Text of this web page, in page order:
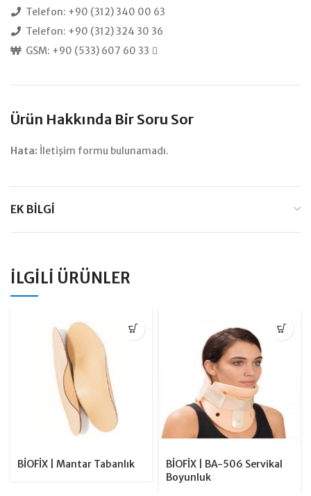
Telefon: +90 (312) 340 00 63
Telefon: +90 (312) 324 30 36
GSM: +90 (533) 607 60 33
Ürün Hakkında Bir Soru Sor
Hata: İletişim formu bulunamadı.
EK BILGI
İLGILI ÜRÜNLER
BİOFİX | Mantar Tabanlık
BİOFİX | BA-506 Servikal
Boyunluk